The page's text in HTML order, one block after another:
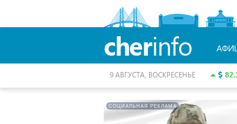
cherinfo
9 АВГУСТА, ВОСКРЕСЕНЬЕ
СОЦИАЛЬНАЯ РЕКЛАМА